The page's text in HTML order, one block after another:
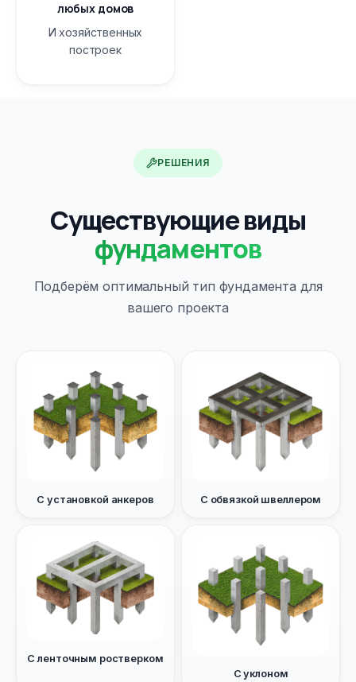
любых домов
И хозяйственных
построек
РЕШЕНИЯ
Существующие виды
фундаментов
Подберём оптимальный тип фундамента для
вашего проекта
С установкой анкеров С обвязкой швеллером
С ленточным ростверком
С уклоном